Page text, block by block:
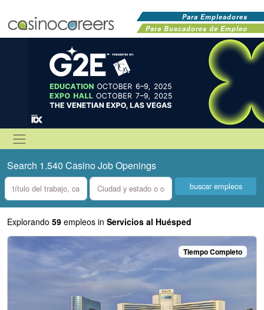
Para Empleadores
Para Buscadores de Empleo
Search 1.540 Casino Job Openings
what
where
Explorando 59 empleos in Servicios al Huésped
Tiempo Completo